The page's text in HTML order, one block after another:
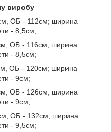
виробу
ОБ - 112см; ширина
- 8,5см;
ОБ - 116см; ширина
- 8,5см;
ОБ - 120см; ширина
- 9см;
ОБ - 126см; ширина
- 9см;
ОБ - 132см; ширина
- 9,5см;